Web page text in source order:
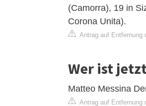
(Camorra), 19 in
Corona Unita).
Antrag auf Entfernung
Wer ist
Matteo Messina
Antrag auf Entfernung